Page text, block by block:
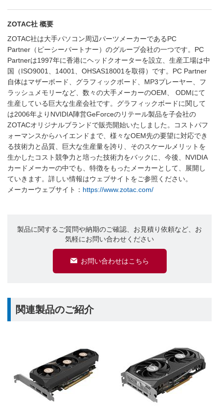
ZOTAC社 概要
ZOTAC社は大手パソコン周辺パーツメーカーであるPC
Partner（ピーシーパートナー）のグループ会社の一つです。PC
Partnerは1997年に香港にヘッドクオーターを設立、生産工場は中
国（ISO9001、14001、OHSAS18001を取得）です。PC Partner
自体はマザーボード、グラフィックボード、MP3プレーヤー、フ
ラッシュメモリーなど、数々の大手メーカーのOEM、 ODMにて
生産している巨大な生産会社です。グラフィックボードに関して
は2006年よりNVIDIA陣営GeForceのリテール製品を子会社の
ZOTACオリジナルブランドで販売開始いたしました。コストパフ
ォーマンスからハイエンドまで、様々なOEM先の要望に対応でき
る技術力と品質、巨大な生産量を誇り、そのスケールメリットを
生かしたコスト競争力と培った技術力をバックに、今後、NVIDIA
カードメーカーの中でも、特徴をもったメーカーとして、展開し
ていきます。詳しい情報はウェブサイトをご参照ください。
メーカーウェブサイト： https://www.zotac.com/
製品に関するご質問や納期のご確認、お見積り依頼など、お
気軽にお問い合わせください
お問い合わせはこちら
関連製品のご紹介